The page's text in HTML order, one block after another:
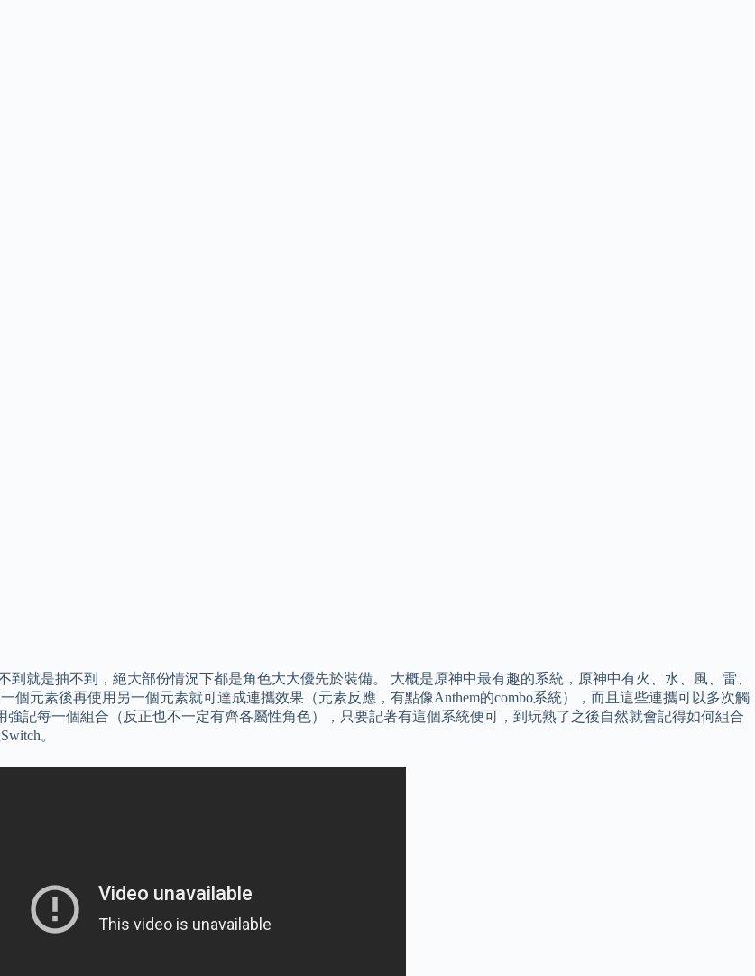
就是抽不到，絕大部份情況下都是角色大大優先於裝備。 大概是原神中最有趣的系統，原神中有火、水、風、雷、
元素後再使用另一個元素就可達成連攜效果（元素反應，有點像Anthem的combo系統），而且這些連攜可以多次觸
記每一個組合（反正也不一定有齊各屬性角色），只要記著有這個系統便可，到玩熟了之後自然就會記得如何組合
。